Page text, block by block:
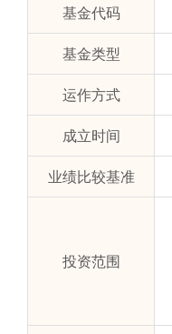
基金代码
基金类型
运作方式
成立时间
业绩比较基准
投资范围